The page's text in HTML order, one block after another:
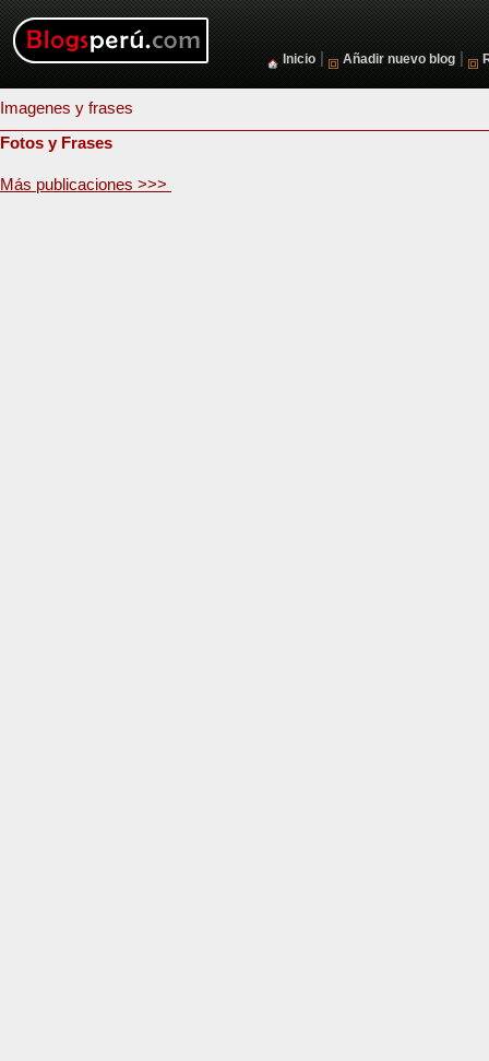
Inicio Añadir nuevo blog
Imagenes y frases
Fotos y Frases
Más publicaciones >>>